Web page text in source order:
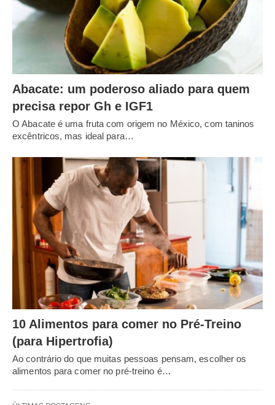
Abacate: um poderoso aliado para quem
precisa repor Gh e IGF1
O Abacate é uma fruta com origem no México, com taninos
excêntricos, mas ideal para…
10 Alimentos para comer no Pré-Treino
(para Hipertrofia)
Ao contrário do que muitas pessoas pensam, escolher os
alimentos para comer no pré-treino é…